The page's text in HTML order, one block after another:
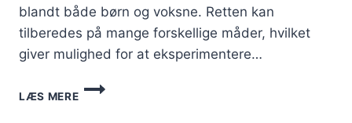
blandt både børn og voksne. Retten kan
tilberedes på mange forskellige måder, hvilket
giver mulighed for at eksperimentere…
LÆS MERE
KYLLINGELÅR
I